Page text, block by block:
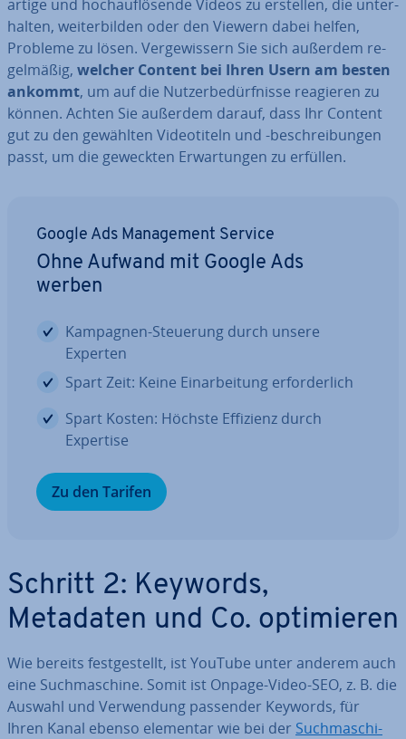
ar­ti­ge und hoch­auf­lö­sen­de Videos zu erstellen, die un­ter­
hal­ten, wei­ter­bil­den oder den Viewern dabei helfen,
Probleme zu lösen. Ver­ge­wis­sern Sie sich außerdem re­
gel­mä­ßig, welcher Content bei Ihren Usern am besten
ankommt, um auf die Nut­zer­be­dürf­nis­se reagieren zu
können. Achten Sie außerdem darauf, dass Ihr Content
gut zu den gewählten Vi­deo­ti­teln und -be­schrei­bun­gen
passt, um die geweckten Er­war­tun­gen zu erfüllen.
Google Ads Ma­nage­ment Service
Ohne Aufwand mit Google Ads
werben
Kampagnen-Steuerung durch unsere
Experten
Spart Zeit: Keine Ein­ar­bei­tung er­for­der­lich
Spart Kosten: Höchste Effizienz durch
Expertise
Zu den Tarifen
Schritt 2: Keywords,
Metadaten und Co. op­ti­mie­ren
Wie bereits fest­ge­stellt, ist YouTube unter anderem auch
eine Such­ma­schi­ne. Somit ist Onpage-Video-SEO, z. B. die
Auswahl und Ver­wen­dung passender Keywords, für
Ihren Kanal ebenso elementar wie bei der Such­ma­schi­